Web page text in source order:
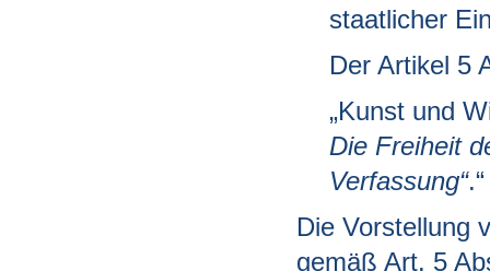
staatlicher
Der Artikel 5
„Kunst und
Die Freiheit
Verfassung“
Die Vorstellung
gemäß Art. 5